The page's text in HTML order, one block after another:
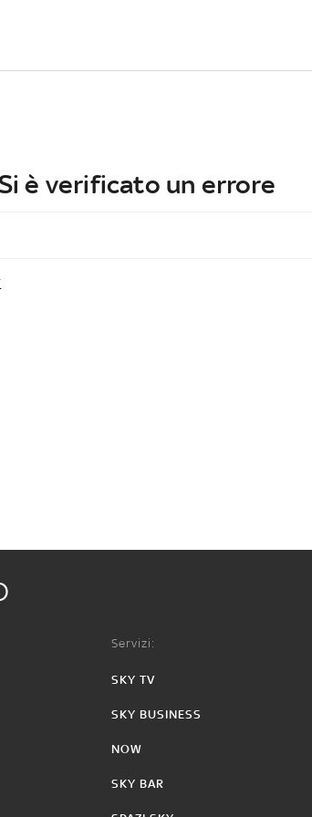
è verificato un errore
Servizi:
SKY TV
SKY BUSINESS
NOW
SKY BAR